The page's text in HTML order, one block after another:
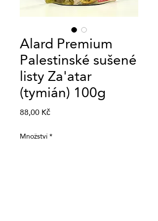
Alard Premium
Palestinské sušené
listy Za'atar
(tymián) 100g
88,00 KčCena
Množství*